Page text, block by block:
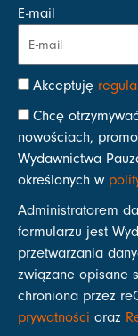
E-mail
Akceptuję
Chcę
nowościach,
Wydawnictwa
określonych w
Administratorem
formularzu jest
przetwarzania
związane opisane
chroniona przez
prywatności oraz